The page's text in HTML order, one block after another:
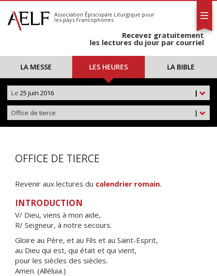
S'abonner
Calendrier
Association Épiscopale Liturgique pour
les pays Francophones
Recevez gratuitement
les lectures du jour par courriel
LA MESSE LES HEURES LA BIBLE
|
Le 25 juin 2016
|
Office de tierce
OFFICE DE TIERCE
Revenir aux lectures du calendrier romain.
INTRODUCTION
V/ Dieu, viens à mon aide,
R/ Seigneur, à notre secours.
Gloire au Père, et au Fils et au Saint-Esprit,
au Dieu qui est, qui était et qui vient,
pour les siècles des siècles.
Amen. (Alléluia.)